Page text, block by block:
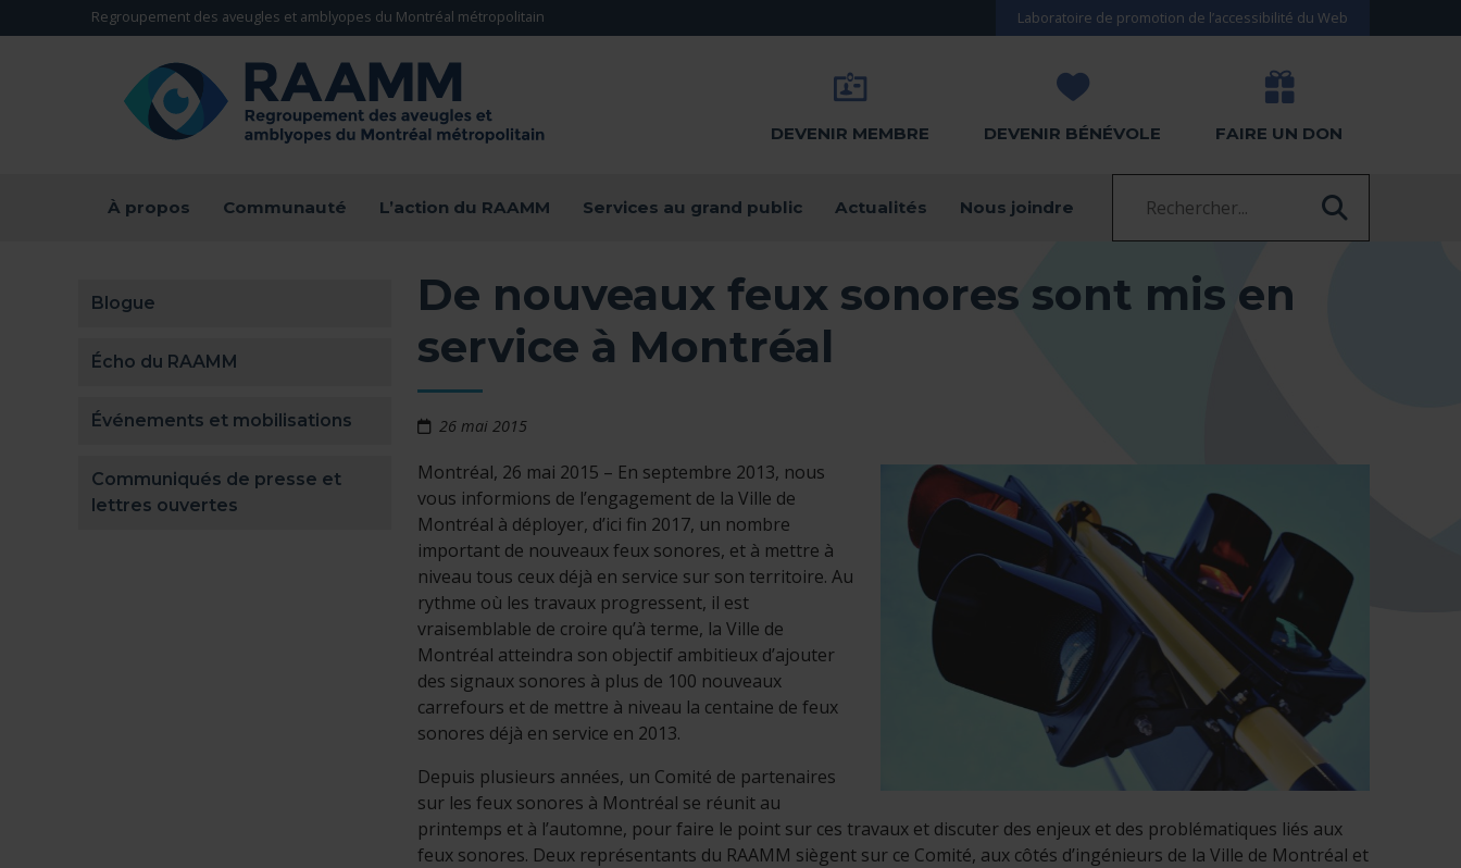
Aller directement au contenu
Regroupement des aveugles et amblyopes du Montréal métropolitain Laboratoire de promotion de l’accessibilité du Web
DEVENIR MEMBRE DEVENIR BÉNÉVOLE FAIRE UN DON
À propos Communauté L’action du RAAMM Services au grand public Actualités Nous joindre
Blogue
Écho du RAAMM
Événements et mobilisations
Communiqués de presse et
lettres ouvertes
De nouveaux feux sonores sont mis en
service à Montréal
26 mai 2015
Montréal, 26 mai 2015 – En septembre 2013, nous
vous informions de l’engagement de la Ville de
Montréal à déployer, d’ici fin 2017, un nombre
important de nouveaux feux sonores, et à mettre à
niveau tous ceux déjà en service sur son territoire. Au
rythme où les travaux progressent, il est
vraisemblable de croire qu’à terme, la Ville de
Montréal atteindra son objectif ambitieux d’ajouter
des signaux sonores à plus de 100 nouveaux
carrefours et de mettre à niveau la centaine de feux
sonores déjà en service en 2013.
Depuis plusieurs années, un Comité de partenaires
sur les feux sonores à Montréal se réunit au
printemps et à l’automne, pour faire le point sur ces travaux et discuter des enjeux et des problématiques liés aux
feux sonores. Deux représentants du RAAMM siègent sur ce Comité, aux côtés d’ingénieurs de la Ville de Montréal et